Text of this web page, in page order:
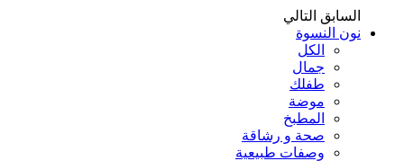
السابق التالي
نون النسوة
الكل
جمال
طفلك
موضة
المطبخ
صحة و رشاقة
وصفات طبيعية